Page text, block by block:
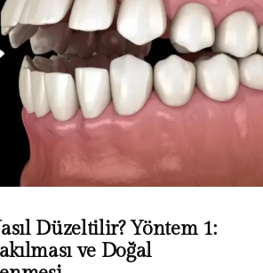
Düzeltilir? Yöntem 1:
ve Doğal